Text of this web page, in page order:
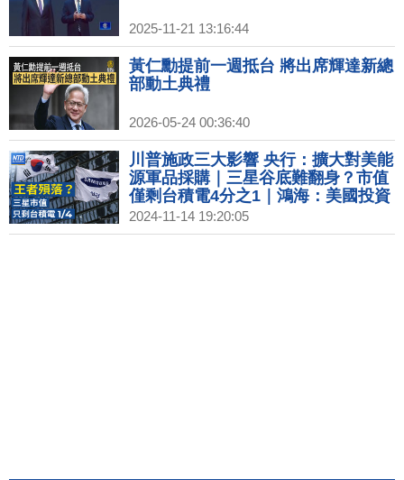
2025-11-21 13:16:44
黃仁勳提前一週抵台 將出席輝達新總
部動土典禮
2026-05-24 00:36:40
川普施政三大影響 央行：擴大對美能
源軍品採購｜三星谷底難翻身？市值
僅剩台積電4分之1｜鴻海：美國投資
會增加 聚焦AI和電動車｜台灣微軟資
料中心落地啟用
2024-11-14 19:20:05